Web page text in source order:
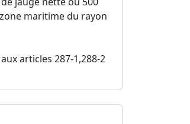
maritime du rayon
articles 287-1,288-2